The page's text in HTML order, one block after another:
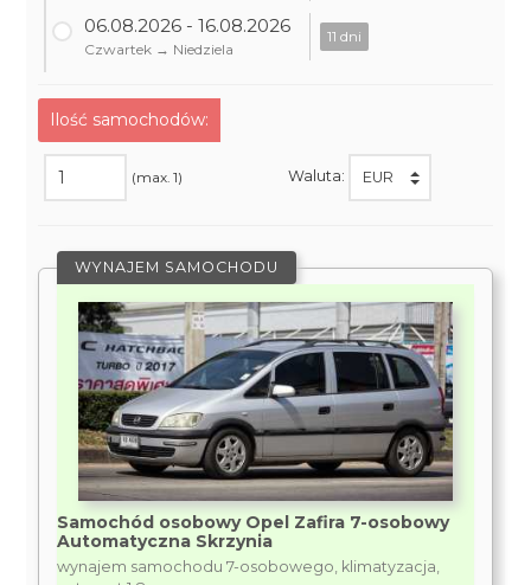
06.08.2026 - 16.08.2026
Czwartek → Niedziela
11 dni
Ilość samochodów:
(max. 1) Waluta:
WYNAJEM SAMOCHODU
Samochód osobowy Opel Zafira 7-osobowy
Automatyczna Skrzynia
wynajem samochodu 7-osobowego, klimatyzacja,